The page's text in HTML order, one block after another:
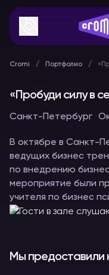
Cromi Портфолио
«Пробуди силу в
Санкт-Петербург
В октябре в Санкт-
ведущих бизнес
по внедрению
мероприятие были
учителя по бизнес
Мы предоставили